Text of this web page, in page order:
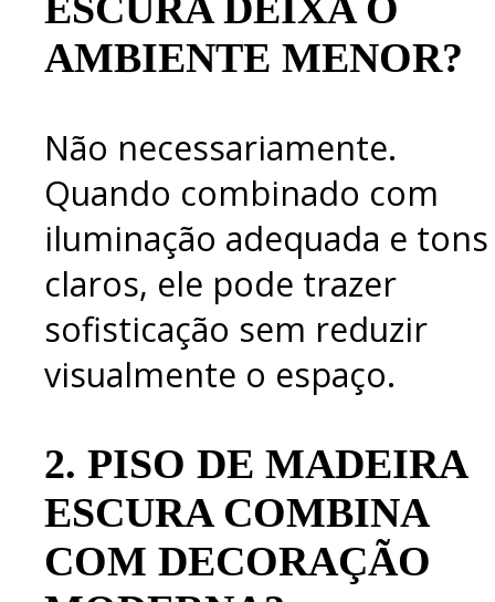
AMBIENTE MENOR?
Não necessariamente.
Quando combinado com
iluminação adequada e tons
claros, ele pode trazer
sofisticação sem reduzir
visualmente o espaço.
2. PISO DE MADEIRA
ESCURA COMBINA
COM DECORAÇÃO